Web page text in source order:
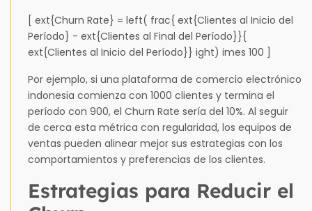
[ ext{Churn Rate} = left( frac{ ext{Clientes al Inicio del
Período} - ext{Clientes al Final del Período}}{
ext{Clientes al Inicio del Período}} ight) imes 100 ]
Por ejemplo, si una plataforma de comercio electrónico
indonesia comienza con 1000 clientes y termina el
período con 900, el Churn Rate sería del 10%. Al seguir
de cerca esta métrica con regularidad, los equipos de
ventas pueden alinear mejor sus estrategias con los
comportamientos y preferencias de los clientes.
Estrategias para Reducir el